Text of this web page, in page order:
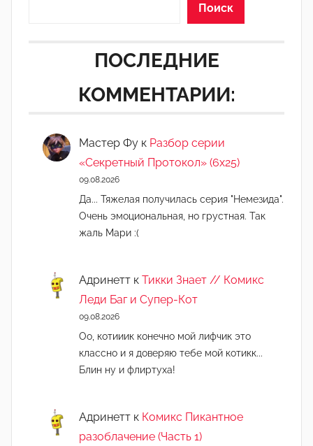
Поиск
ПОСЛЕДНИЕ
КОММЕНТАРИИ:
Мастер Фу к Разбор серии
«Секретный Протокол» (6х25)
09.08.2026
Да... Тяжелая получилась серия "Немезида".
Очень эмоциональная, но грустная. Так
жаль Мари :(
Адринетт к Тикки Знает // Комикс
Леди Баг и Супер-Кот
09.08.2026
Оо, котииик конечно мой лифчик это
классно и я доверяю тебе мой котикк...
Блин ну и флиртуха!
Адринетт к Комикс Пикантное
разоблачение (Часть 1)